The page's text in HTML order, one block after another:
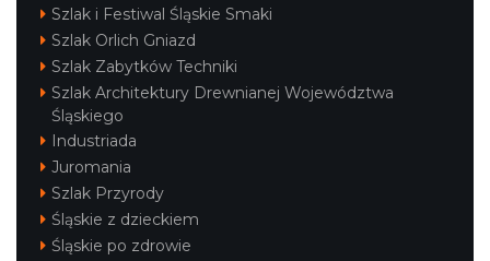
Szlak i Festiwal Śląskie Smaki
Szlak Orlich Gniazd
Szlak Zabytków Techniki
Szlak Architektury Drewnianej Województwa
Śląskiego
Industriada
Juromania
Szlak Przyrody
Śląskie z dzieckiem
Śląskie po zdrowie